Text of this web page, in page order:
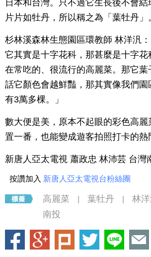
日本和台灣。只不過它生長後不會
片片如牡丹，所以稱之為「葉牡丹」
杉林溪森林生態園區環教師 林洋汎
它其實是十字花科，那甚麼是十字
在常吃的、很流行的高麗菜。那它葉
話它顏色會越鮮豔，那其實像我們
有3萬多棵。」
數大便是美，原本不起眼的彩色高
置一番，也能變成遊客拍照打卡的熱
新唐人亞太電視 蕭政忠 林沛芸 台灣
按讚加入 新唐人亞太電視台粉絲團
高麗菜 葉牡丹 林
南投